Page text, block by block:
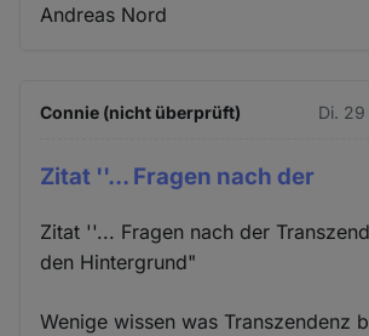
Andreas Nord
Connie (nicht überprüft) Di.
Zitat ''... Fragen nach der
Zitat ''... Fragen nach der
den Hintergrund"
Wenige wissen was Transzendenz